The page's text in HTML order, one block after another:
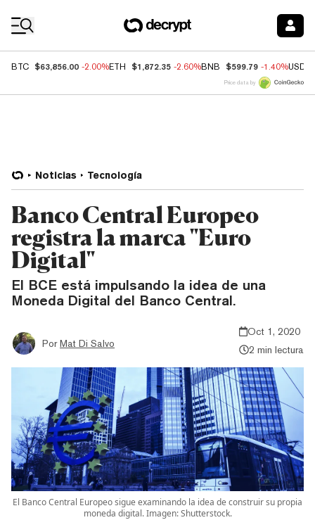
BTC $63,856.00 -2.00%ETH $1,872.35 -2.60%BNB $599.79 -1.40%USDC
Price data by
Noticias Tecnología
Banco Central Europeo
registra la marca "Euro
Digital"
El BCE está impulsando la idea de una
Moneda Digital del Banco Central.
Por Mat Di Salvo
Oct 1, 2020
2 min lectura
El Banco Central Europeo sigue examinando la idea de construir su propia
moneda digital. Imagen: Shutterstock.